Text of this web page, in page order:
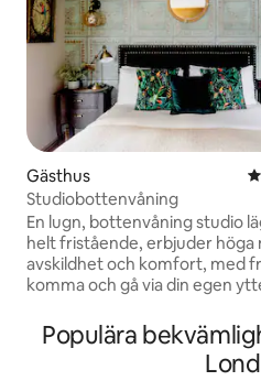
Gästhus
Studiobottenvåning
En lugn, bottenvåning studio
helt fristående, erbjuder höga
avskildhet och komfort, med
komma och gå via din egen
lugn, säker, lummig
Cobham (kallat Storbritanniens
Hills!) som erbjuder: The Ivy,
Populära